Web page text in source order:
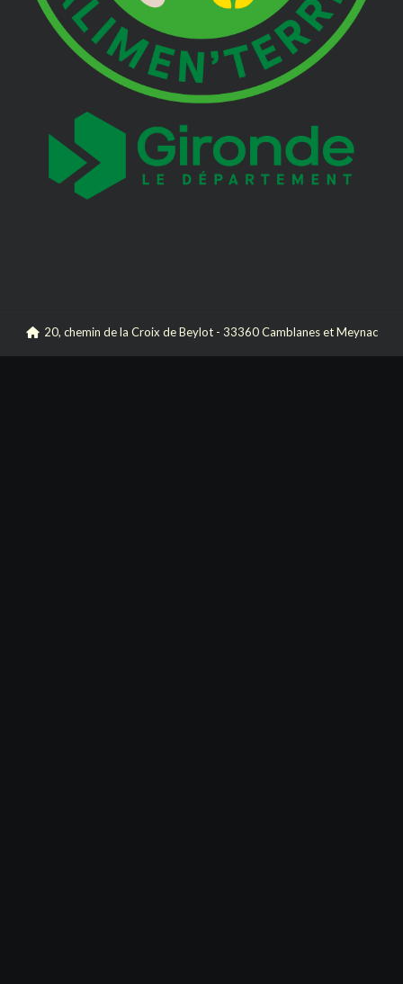
20, chemin de la Croix de Beylot - 33360 Camblanes et Meynac